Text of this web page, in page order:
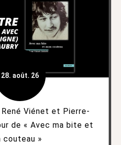
28. août. 26
Viénet et Pierre-
de « Avec ma bite et
couteau »